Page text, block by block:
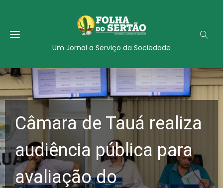
Um Jornal a Serviço da Sociedade
Câmara de Tauá realiza
audiência pública para
avaliação do